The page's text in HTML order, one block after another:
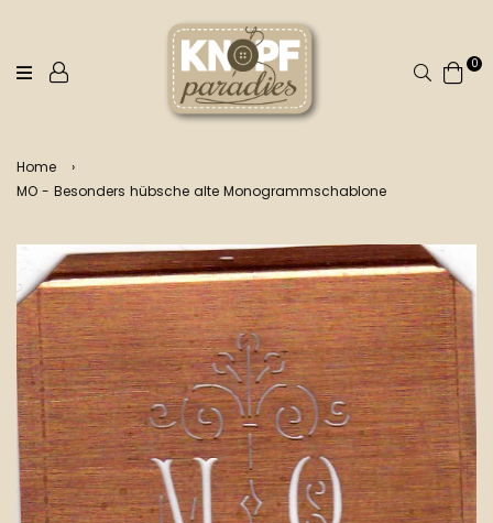
Suchen
0
Home
›
MO - Besonders hübsche alte Monogrammschablone